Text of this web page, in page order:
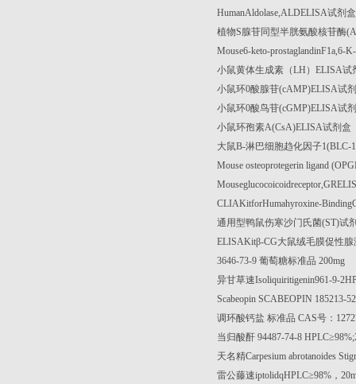
HumanAldolase,ALDELISA试剂
植物S腺苷同型半胱氨酸核苷酶
Mouse6-keto-prostaglandinF1a,6-
小鼠黄体生成素（LH ） ELISA试
小鼠环0酸腺苷(cAMP)ELISA试
小鼠环0酸鸟苷(cGMP)ELISA试
小鼠环孢素A(CsA)ELISA试剂盒
大鼠B-淋巴细胞趋化因子1(BLC-
Mouse osteoprotegerin ligand
CLIAKitforHumahyroxine-
通用型鸭鼠伤寒沙门氏菌(ST)试
ELISAKitβ-CG大鼠绒毛膜促性
3646-73-9 葡萄糖标准品 200mg
异甘草速Isoliquiritigenin961-9-
Scabeopin SCABEOPIN 185213-
调环酸钙盐 标准品 CAS号：
当归酸酐 94487-74-8 HPLC≥
天名精Carpesium abrotanoides
雷公藤速iptolidqHPLC≥98% ，